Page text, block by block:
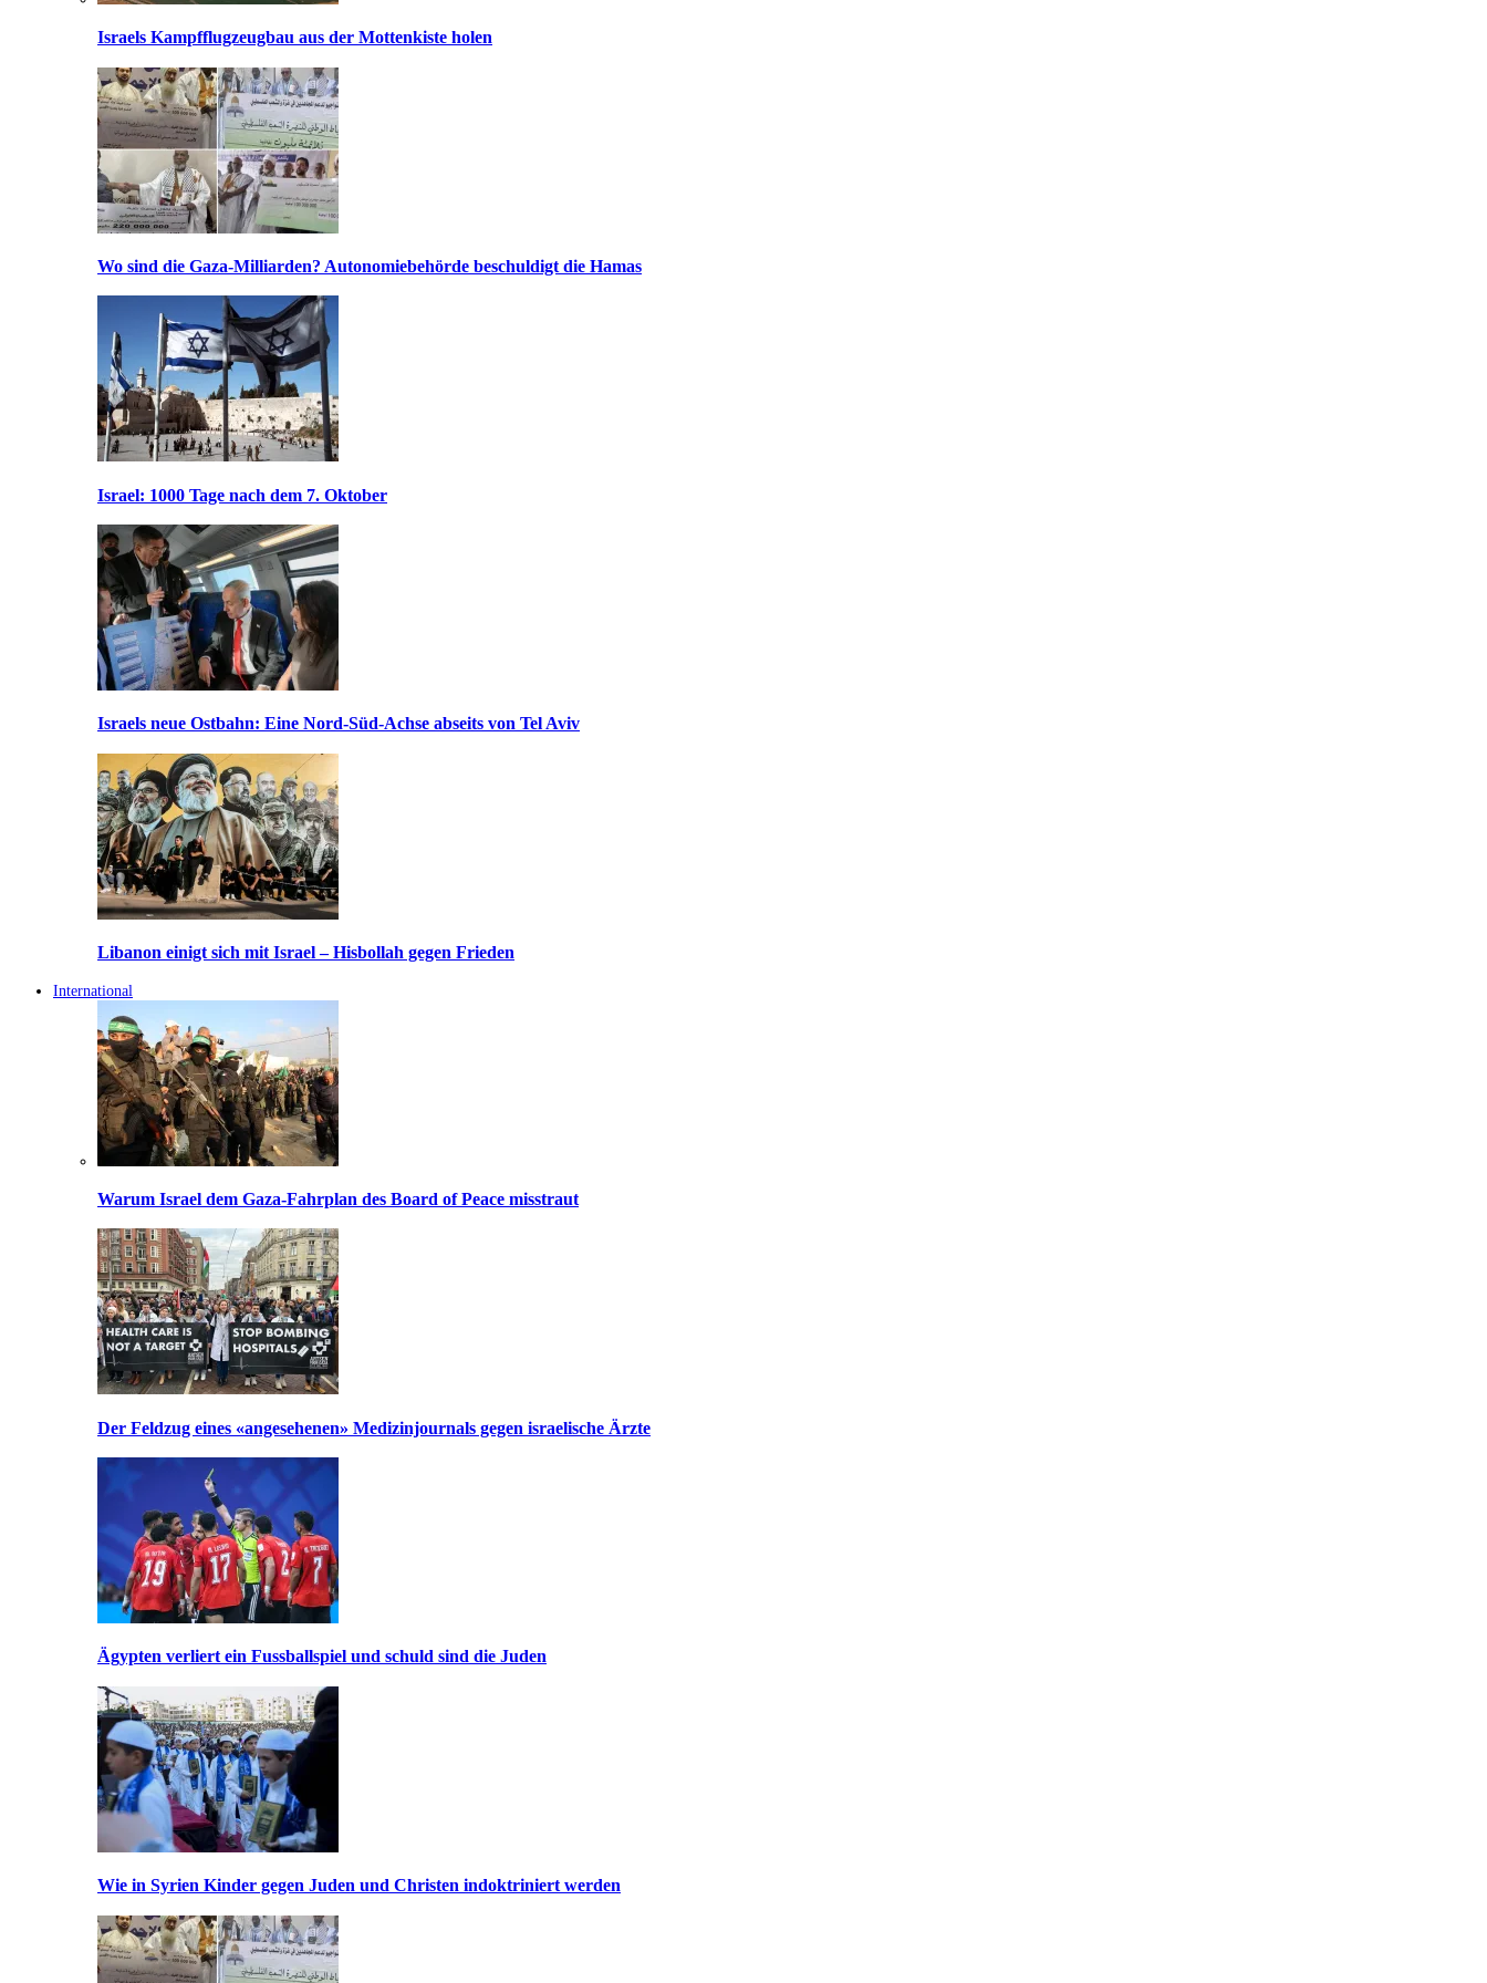
Israels Kampfflugzeugbau aus der Mottenkiste holen
Wo sind die Gaza-Milliarden? Autonomiebehörde beschuldigt die Hamas
Israel: 1000 Tage nach dem 7. Oktober
Israels neue Ostbahn: Eine Nord-Süd-Achse abseits von Tel Aviv
Libanon einigt sich mit Israel – Hisbollah gegen Frieden
International
Warum Israel dem Gaza-Fahrplan des Board of Peace misstraut
Der Feldzug eines «angesehenen» Medizinjournals gegen israelische Ärzte
Ägypten verliert ein Fussballspiel und schuld sind die Juden
Wie in Syrien Kinder gegen Juden und Christen indoktriniert werden